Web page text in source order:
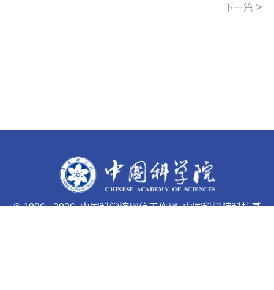
下一篇 >
© 1996 -2026 中国科学院网信工作网 中国科学院科技基